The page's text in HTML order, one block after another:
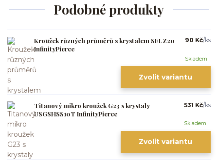
Podobné produkty
Kroužek různých průměrů s krystalem SELZ20
InfinityPierce
90 Kč/ks
Skladem
Zvolit variantu
Titanový mikro kroužek G23 s krystaly
USGSHSS10T InfinityPierce
531 Kč/ks
Skladem
Zvolit variantu